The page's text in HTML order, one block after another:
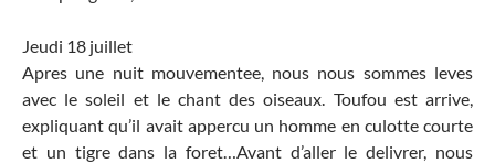
Jeudi 18 juillet
Apres une nuit mouvementee, nous nous sommes leves
avec le soleil et le chant des oiseaux. Toufou est arrive,
expliquant qu’il avait appercu un homme en culotte courte
et un tigre dans la foret…Avant d’aller le delivrer, nous